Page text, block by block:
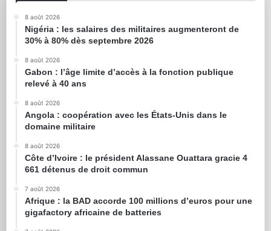
8 août 2026
Nigéria : les salaires des militaires augmenteront de
30% à 80% dès septembre 2026
8 août 2026
Gabon : l’âge limite d’accès à la fonction publique
relevé à 40 ans
8 août 2026
Angola : coopération avec les États-Unis dans le
domaine militaire
8 août 2026
Côte d’Ivoire : le président Alassane Ouattara gracie 4
661 détenus de droit commun
7 août 2026
Afrique : la BAD accorde 100 millions d’euros pour une
gigafactory africaine de batteries